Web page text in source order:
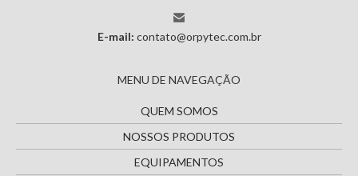
E-mail: contato@orpytec.com.br
MENU DE NAVEGAÇÃO
QUEM SOMOS
NOSSOS PRODUTOS
EQUIPAMENTOS